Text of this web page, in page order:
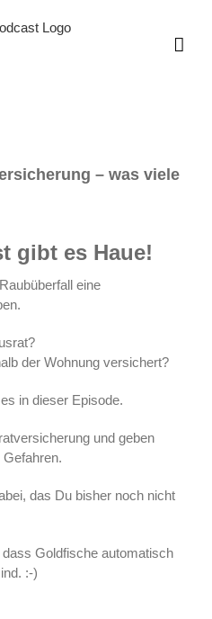
– was viele
gibt es Haue!
eine
der Wohnung versichert?
in dieser Episode.
und geben
das Du bisher noch nicht
Goldfische automatisch
:-)